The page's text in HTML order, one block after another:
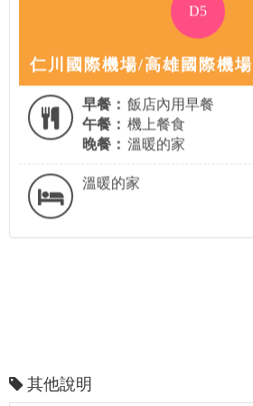
D5
仁川國際機場/高雄國際機場
早餐： 飯店內用早餐
午餐： 機上餐食
晚餐： 溫暖的家
溫暖的家
其他說明